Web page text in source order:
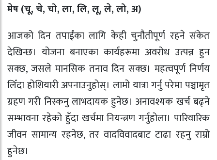
मेष (चू, चे, चो, ला, लि, लू, ले, लो, अ)
आजको दिन तपाईंका लागि केही चुनौतीपूर्ण रहने संकेत
देखिन्छ। योजना बनाएका कार्यहरूमा अवरोध उत्पन्न हुन
सक्छ, जसले मानसिक तनाव दिन सक्छ। महत्वपूर्ण निर्णय
लिँदा होशियारी अपनाउनुहोस्। लामो यात्रा गर्नु परेमा पञ्चामृत
ग्रहण गरी निस्कनु लाभदायक हुनेछ। अनावश्यक खर्च बढ्ने
सम्भावना रहेको हुँदा खर्चमा नियन्त्रण गर्नुहोला। पारिवारिक
जीवन सामान्य रहनेछ, तर वादविवादबाट टाढा रहनु राम्रो
हुनेछ।